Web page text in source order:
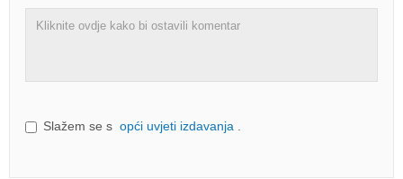
Slažem se s opći uvjeti izdavanja